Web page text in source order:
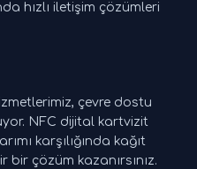
hızlı iletişim çözümleri
çevre dostu
NFC dijital kartvizit
karşılığında kağıt
bir çözüm kazanırsınız.